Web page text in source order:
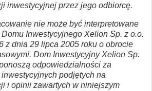
inwestycyjnej przez jego odbiorcę.
nie może być interpretowane
Inwestycyjnego Xelion Sp. z o.o.
z dnia 29 lipca 2005 roku o obrocie
Dom Inwestycyjny Xelion Sp.
odpowiedzialności za
podjętych na
i opinii zawartych w niniejszym